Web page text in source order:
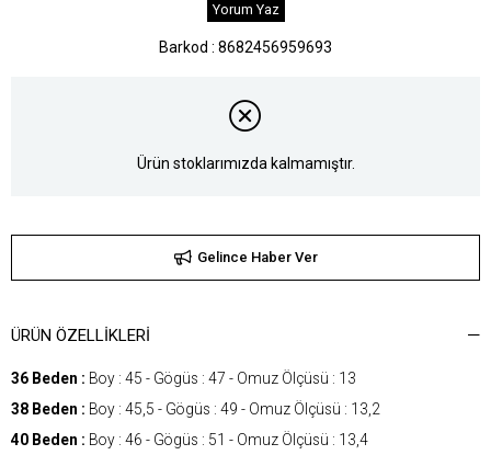
Yorum Yaz
Barkod : 8682456959693
Ürün stoklarımızda kalmamıştır.
Gelince Haber Ver
ÜRÜN ÖZELLIKLERI
36 Beden : Boy : 45 - Gögüs : 47 - Omuz Ölçüsü : 13
38 Beden : Boy : 45,5 - Gögüs : 49 - Omuz Ölçüsü : 13,2
40 Beden : Boy : 46 - Gögüs : 51 - Omuz Ölçüsü : 13,4